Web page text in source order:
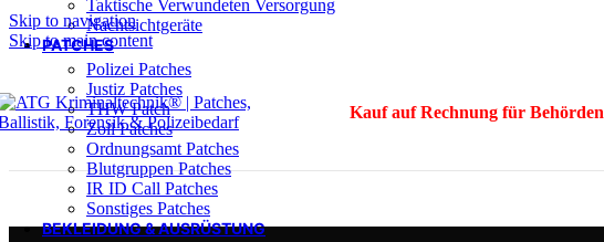
Skip to navigation
Skip to main content
Kauf auf Rechnung für Behörden
Taktische Verwundeten Versorgung
Nachtsichtgeräte
PATCHES
Polizei Patches
Justiz Patches
THW Patch
Zoll Patches
Ordnungsamt Patches
Blutgruppen Patches
IR ID Call Patches
Sonstiges Patches
BEKLEIDUNG & AUSRÜSTUNG